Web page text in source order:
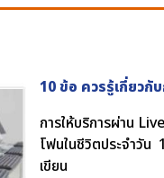
10 ข้อ ควรรู้เกี่ยวกั
การให้บริการผ่าน
โฟนในชีวิตประจำวัน
เขียน